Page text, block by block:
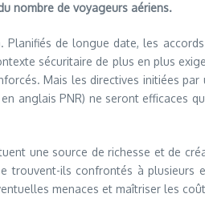
nombre de voyageurs aériens.
de longue date, les accords
sécuritaire de plus en plus
Mais les directives initiées par
anglais PNR) ne seront efficaces
une source de richesse et de
trouvent-ils confrontés à plusieurs
menaces et maîtriser les